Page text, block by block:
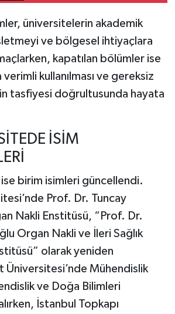
üniversitelerin akademik
ve bölgesel ihtiyaçlara
kapatılan bölümler ise
verimli kullanılması ve gereksiz
tasfiyesi doğrultusunda hayata
İSİM
birim isimleri güncellendi.
Prof. Dr. Tuncay
Nakli Enstitüsü, “Prof. Dr.
Organ Nakli ve İleri Sağlık
olarak yeniden
Üniversitesi’nde Mühendislik
ve Doğa Bilimleri
İstanbul Topkapı